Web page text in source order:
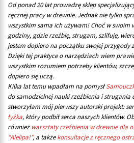
Od ponad 20 lat prowadzę sklep
ręcznej pracy w drewnie. Jednak nie tylko
wszystkim sama ich używam! Choć w swoim
godziny, gdzie rzeźbię, strugam, szlifuję,
jestem dopiero na początku swojej przygody
Dzięki tej praktyce o narzędziach wiem
wszystkim rozumiem potrzeby klientów,
dopiero się uczą.
Kilka lat temu wpadłam na pomysł
do samodzielnej nauki rzeźbienia i strugania
stworzyłam mój pierwszy autorski projekt:
łyżka, który podbił serca naszych klientów.
również warsztaty rzeźbienia w drewnie dla
“Alelipa!”, a takżekonsultacje z ręcznego